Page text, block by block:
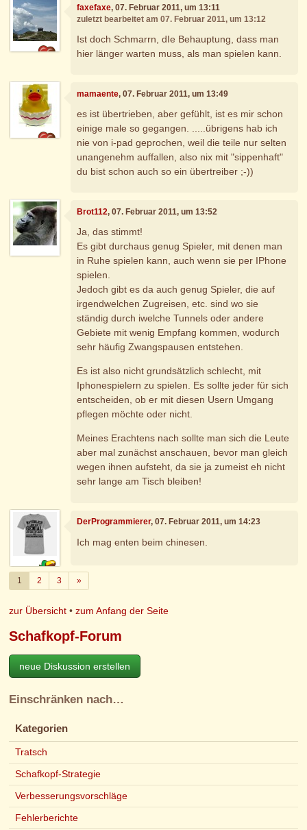
faxefaxe, 07. Februar 2011, um 13:11
zuletzt bearbeitet am 07. Februar 2011, um 13:12
Ist doch Schmarrn, dIe Behauptung, dass man
hier länger warten muss, als man spielen kann.
mamaente, 07. Februar 2011, um 13:49
es ist übertrieben, aber gefühlt, ist es mir schon
einige male so gegangen. .....übrigens hab ich
nie von i-pad geprochen, weil die teile nur selten
unangenehm auffallen, also nix mit "sippenhaft"
du bist schon auch so ein übertreiber ;-))
Brot112, 07. Februar 2011, um 13:52
Ja, das stimmt!
Es gibt durchaus genug Spieler, mit denen man
in Ruhe spielen kann, auch wenn sie per IPhone
spielen.
Jedoch gibt es da auch genug Spieler, die auf
irgendwelchen Zugreisen, etc. sind wo sie
ständig durch iwelche Tunnels oder andere
Gebiete mit wenig Empfang kommen, wodurch
sehr häufig Zwangspausen entstehen.
Es ist also nicht grundsätzlich schlecht, mit
Iphonespielern zu spielen. Es sollte jeder für sich
entscheiden, ob er mit diesen Usern Umgang
pflegen möchte oder nicht.
Meines Erachtens nach sollte man sich die Leute
aber mal zunächst anschauen, bevor man gleich
wegen ihnen aufsteht, da sie ja zumeist eh nicht
sehr lange am Tisch bleiben!
DerProgrammierer, 07. Februar 2011, um 14:23
Ich mag enten beim chinesen.
1 2 3 »Weiter
zur Übersicht •zum Anfang der Seite
Schafkopf-Forum
neue Diskussion erstellen
Einschränken nach…
Kategorien
Tratsch
Schafkopf-Strategie
Verbesserungsvorschläge
Fehlerberichte